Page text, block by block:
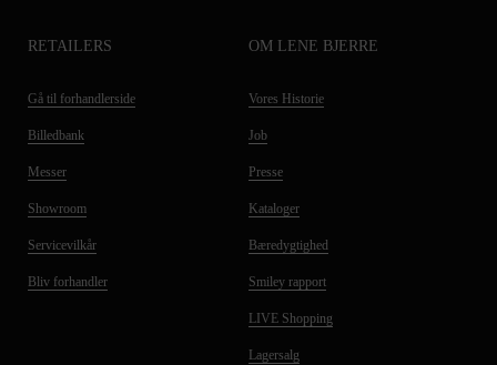
RETAILERS
Gå til forhandlerside
Billedbank
Messer
Showroom
Servicevilkår
Bliv forhandler
OM LENE BJERRE
Vores Historie
Job
Presse
Kataloger
Bæredygtighed
Smiley rapport
LIVE Shopping
Lagersalg